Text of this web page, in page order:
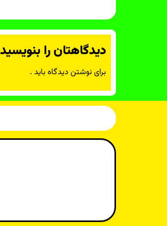
دیدگاهتان را بنویسید
برای نوشتن دیدگاه باید .